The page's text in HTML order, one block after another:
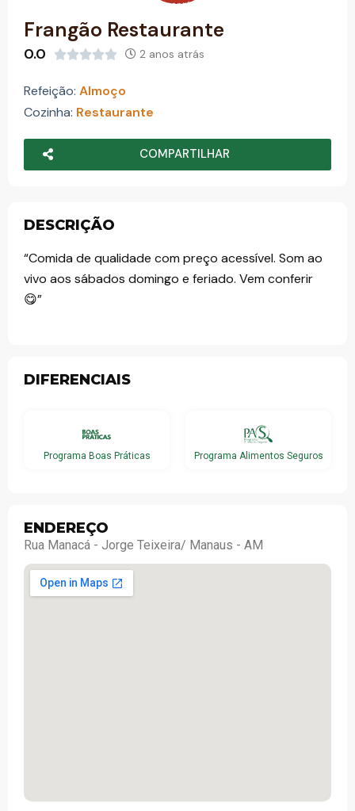
Frangão Restaurante
0.0  2 anos atrás
Refeição: Almoço
Cozinha: Restaurante
COMPARTILHAR
DESCRIÇÃO
“Comida de qualidade com preço acessível. Som ao
vivo aos sábados domingo e feriado. Vem conferir
😋”
DIFERENCIAIS
Programa Boas Práticas Programa Alimentos Seguros
ENDEREÇO
Rua Manacá - Jorge Teixeira/ Manaus - AM